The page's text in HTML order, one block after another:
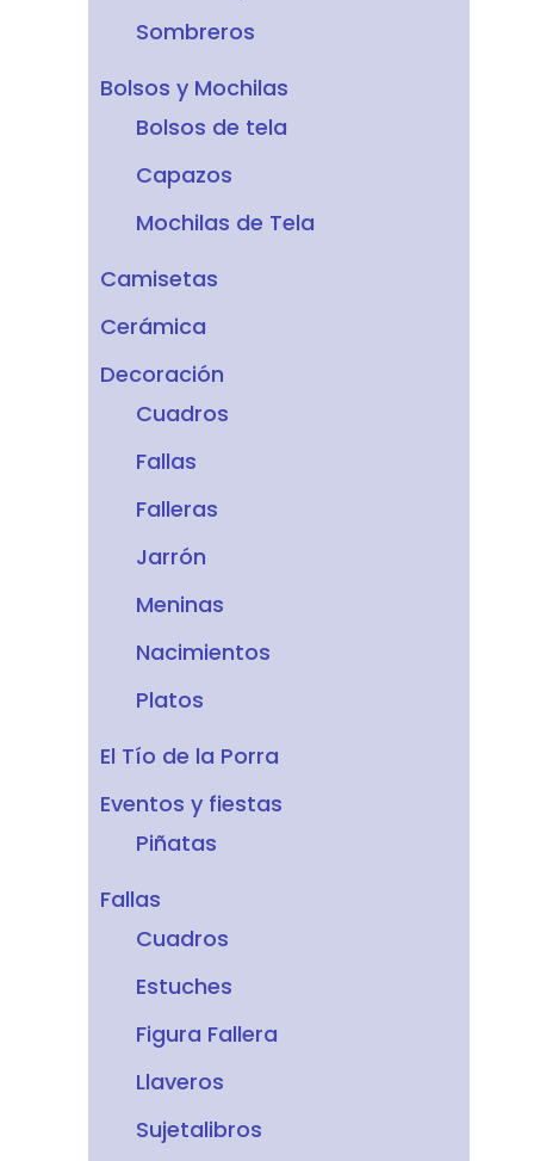
Sombreros
Bolsos y Mochilas
Bolsos de tela
Capazos
Mochilas de Tela
Camisetas
Cerámica
Decoración
Cuadros
Fallas
Falleras
Jarrón
Meninas
Nacimientos
Platos
El Tío de la Porra
Eventos y fiestas
Piñatas
Fallas
Cuadros
Estuches
Figura Fallera
Llaveros
Sujetalibros